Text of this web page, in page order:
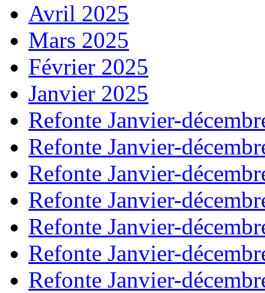
Avril 2025
Mars 2025
Février 2025
Janvier 2025
Refonte Janvier-
Refonte Janvier-
Refonte Janvier-
Refonte Janvier-
Refonte Janvier-
Refonte Janvier-
Refonte Janvier-